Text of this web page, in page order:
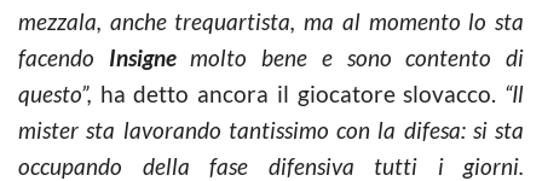
mezzala, anche trequartista, ma al momento lo sta
facendo Insignemolto bene e sono contento di
questo”, ha detto ancora il giocatore slovacco. “Il
mister sta lavorando tantissimo con la difesa: si sta
occupando della fase difensiva tutti i giorni.